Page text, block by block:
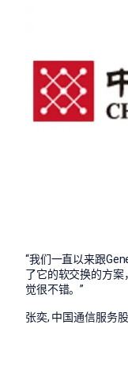
“我们一直以来跟
了它的软交换的方
觉很不错。”
张奕, 中国通信服务